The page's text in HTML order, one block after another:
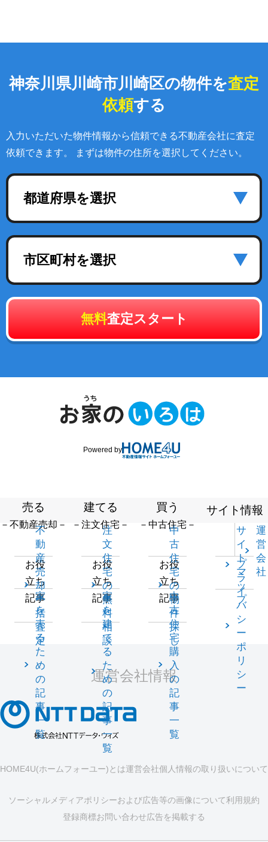
神奈川県川崎市川崎区の物件を査定
依頼する
入力いただいた物件情報から信頼できる不動産会社に査定
依頼できます。 まずは物件の住所を選択してください。
都道府県を選択
市区町村を選択
無料査定スタート
Powered by
売る
－不動産売却－
不
動
産
売
却
一
括
査
定
お役
立ち
記事
家
を
売
る
た
め
の
記
事
一
覧
建てる
－注文住宅－
注
文
住
宅
の
無
料
相
談
お役
立ち
記事
家
を
建
て
る
た
め
の
記
事
一
覧
買う
－中古住宅－
中
古
住
宅
の
物
件
探
し
お役
立ち
記事
中
古
住
宅
購
入
の
記
事
一
覧
サイト情報
サ
イ
ト
マ
ッ
プ
運
営
会
社
プ
ラ
イ
バ
シ
ー
ポ
リ
シ
ー
運営会社情報
HOME4U(ホームフォーユー)とは運営会社個人情報の取り扱いについて
ソーシャルメディアポリシーおよび広告等の画像について利用規約
登録商標お問い合わせ広告を掲載する